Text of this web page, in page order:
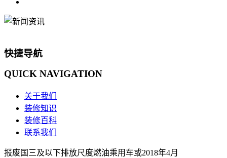
快捷导航
QUICK NAVIGATION
关于我们
装修知识
装修百科
联系我们
报废国三及以下排放尺度燃油乘用车或2018年4月